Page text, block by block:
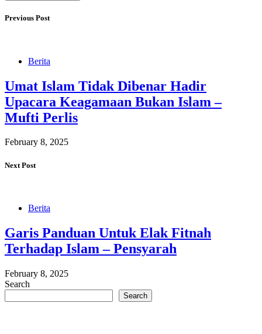
Previous Post
Berita
Umat Islam Tidak Dibenar Hadir
Upacara Keagamaan Bukan Islam –
Mufti Perlis
February 8, 2025
Next Post
Berita
Garis Panduan Untuk Elak Fitnah
Terhadap Islam – Pensyarah
February 8, 2025
Search
Search